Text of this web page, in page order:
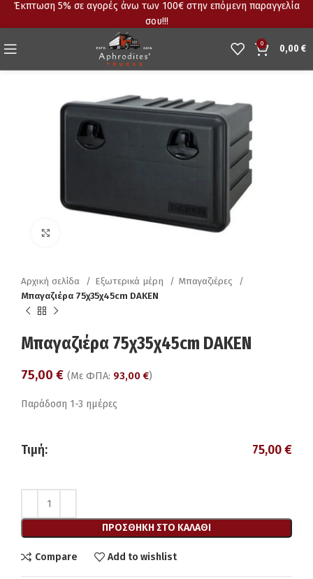
Έκπτωση 5% σε αγορές άνω των 100€ στην επόμενη παραγγελία
σου!!!
0 0,00 €
Αρχική σελίδα Εξωτερικά μέρη
Μπαγαζιέρες
Μπαγαζιέρα 75χ35χ45cm DAKEN
Μπαγαζιέρα 75χ35χ45cm DAKEN
75,00 € (Με ΦΠΑ: 93,00 €)
Παράδοση 1-3 ημέρες
Τιμή: 75,00€
ΠΡΟΣΘΉΚΗ ΣΤΟ ΚΑΛΆΘΙ
Compare Add to wishlist